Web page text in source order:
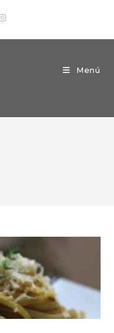
Menú